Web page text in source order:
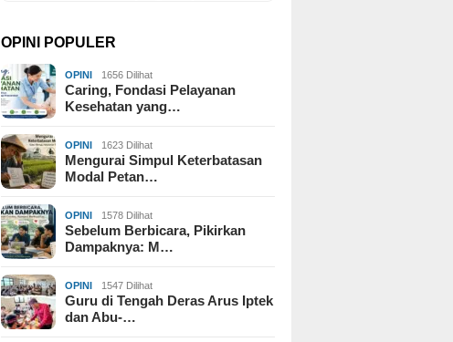
OPINI POPULER
OPINI 1656 Dilihat
Caring, Fondasi Pelayanan
Kesehatan yang…
OPINI 1623 Dilihat
Mengurai Simpul Keterbatasan
Modal Petan…
OPINI 1578 Dilihat
Sebelum Berbicara, Pikirkan
Dampaknya: M…
OPINI 1547 Dilihat
Guru di Tengah Deras Arus Iptek
dan Abu-…